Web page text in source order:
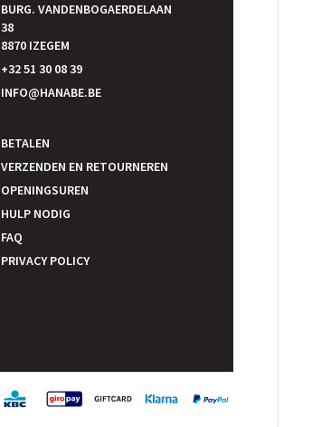
BURG. VANDENBOGAERDELAAN
38
8870 IZEGEM
+32 51 30 08 39
INFO@HANABE.BE
BETALEN
VERZENDEN EN RETOURNEREN
OPENINGSUREN
HULP NODIG
FAQ
PRIVACY POLICY